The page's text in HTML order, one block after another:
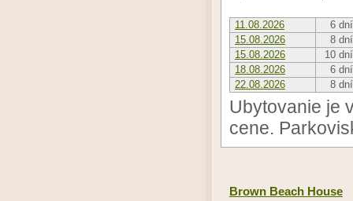
11.08.2026
6 dní
15.08.2026
8 dní
15.08.2026
10 dní
18.08.2026
6 dní
22.08.2026
8 dní
Ubytovanie je
cene.
Brown Beach House